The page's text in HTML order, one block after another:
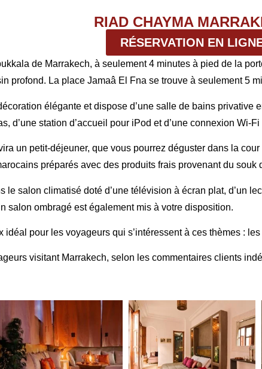
RIAD CHAYMA
RÉSERVATION EN
de Marrakech, à seulement 4 minutes à pied de la
profond. La place Jamaâ El Fna se trouve à seulement 5
élégante et dispose d’une salle de bains privative
d’une station d’accueil pour iPod et d’une connexion Wi-Fi
un petit-déjeuner, que vous pourrez déguster dans la
préparés avec des produits frais provenant du souk
le salon climatisé doté d’une télévision à écran plat, d’un
salon ombragé est également mis à votre disposition.
idéal pour les voyageurs qui s’intéressent à ces thèmes :
visitant Marrakech, selon les commentaires clients